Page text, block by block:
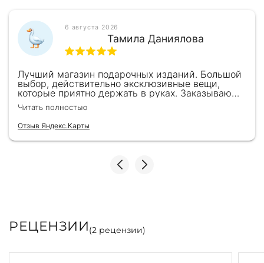
6 августа 2026
Тамила Даниялова
Лучший магазин подарочных изданий. Большой
выбор, действительно эксклюзивные вещи,
которые приятно держать в руках. Заказываю
здесь уже второй раз для бизнес-партнеров,
всегда всё безупречно — от общения с
консультантами до качества самих книг.
Однозначно рекомендую
Читать полностью
Отзыв Яндекс.Карты
РЕЦЕНЗИИ(2 рецензии)